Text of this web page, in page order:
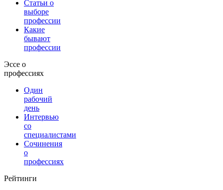
Статьи о
выборе
профессии
Какие
бывают
профессии
Эссе о
профессиях
Один
рабочий
день
Интервью
со
специалистами
Сочинения
о
профессиях
Рейтинги